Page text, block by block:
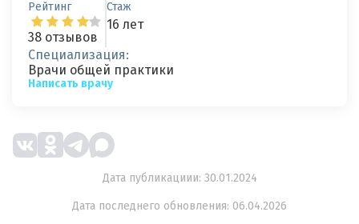
Рейтинг
38 отзывов
Стаж
16 лет
Специализация:
Врачи общей практики
Написать врачу
Дата публикациии: 30.01.2024
Дата последнего обновления: 06.04.2026